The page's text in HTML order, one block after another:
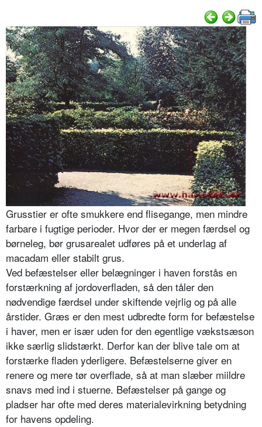
Grusstier er ofte smukkere end flisegange, men mindre
farbare i fugtige perioder. Hvor der er megen færdsel og
børneleg, bør grusarealet udføres på et underlag af
macadam eller stabilt grus.
Ved befæstelser eller belægninger i haven forstås en
forstærkning af jordo­verfladen, så den tåler den
nødvendige færdsel under skiftende vejrlig og på alle
årstider. Græs er den mest udbred­te form for befæstelse
i haver, men er især uden for den egentlige vækstsæson
ikke særlig slidstærkt. Derfor kan der blive tale om at
forstærke fladen yder­ligere. Befæstelserne giver en
renere og mere tør overflade, så at man slæber miildre
snavs med ind i stuerne. Befæstelser på gange og
pladser har ofte med deres materialevirkning be­tydning
for havens opdeling.